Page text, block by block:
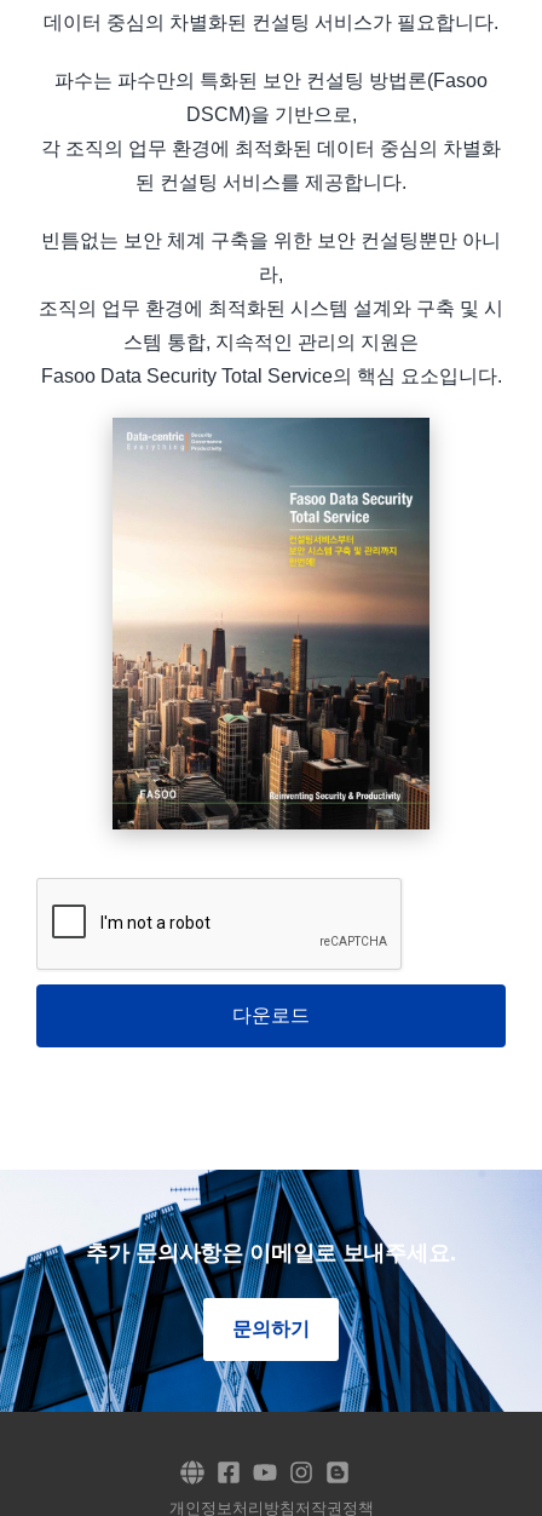
데이터 중심의 차별화된 컨설팅 서비스가 필요합니다.
파수는 파수만의 특화된 보안 컨설팅 방법론(Fasoo
DSCM)을 기반으로,
각 조직의 업무 환경에 최적화된 데이터 중심의 차별화
된 컨설팅 서비스를 제공합니다.
빈틈없는 보안 체계 구축을 위한 보안 컨설팅뿐만 아니
라,
조직의 업무 환경에 최적화된 시스템 설계와 구축 및 시
스템 통합, 지속적인 관리의 지원은
Fasoo Data Security Total Service의 핵심 요소입니다.
다운로드
추가 문의사항은 이메일로 보내주세요.
문의하기
개인정보처리방침 저작권정책